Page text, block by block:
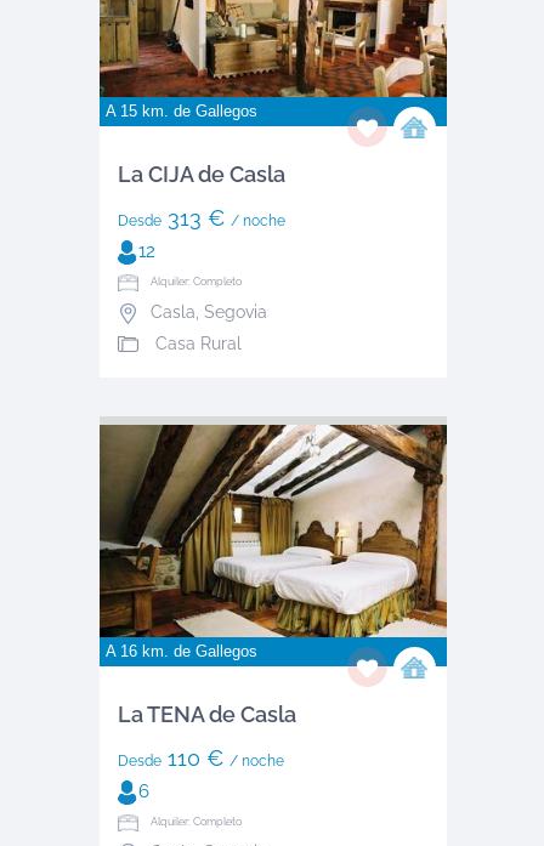
A 15 km. de Gallegos
La CIJA de Casla
Desde313 € / noche
12
Alquiler: Completo
Casla, Segovia
Casa Rural
A 16 km. de Gallegos
La TENA de Casla
Desde110 € / noche
6
Alquiler: Completo